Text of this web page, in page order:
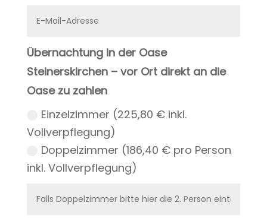
Übernachtung in der Oase
Steinerskirchen – vor Ort direkt an die
Oase zu zahlen
Einzelzimmer (225,80 € inkl.
Vollverpflegung)
Doppelzimmer (186,40 € pro Person
inkl. Vollverpflegung)